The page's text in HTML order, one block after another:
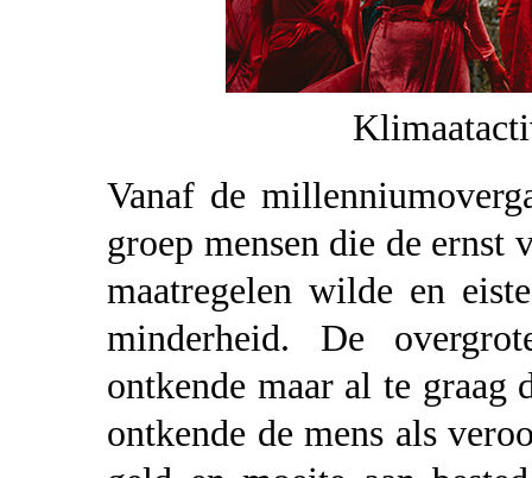
Vanaf de
groep mensen die de ernst
maatregelen wilde en
minderheid. De
ontkende maar al te graag
ontkende de mens als